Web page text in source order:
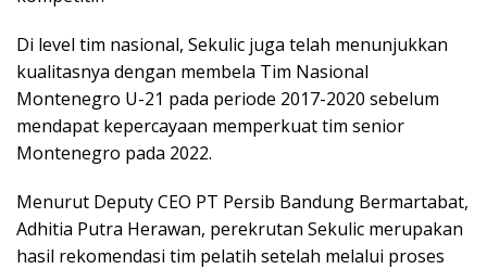
Di level tim nasional, Sekulic juga telah menunjukkan
kualitasnya dengan membela Tim Nasional
Montenegro U-21 pada periode 2017-2020 sebelum
mendapat kepercayaan memperkuat tim senior
Montenegro pada 2022.
Menurut Deputy CEO PT Persib Bandung Bermartabat,
Adhitia Putra Herawan, perekrutan Sekulic merupakan
hasil rekomendasi tim pelatih setelah melalui proses